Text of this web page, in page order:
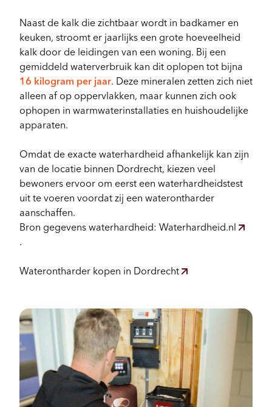
Naast de kalk die zichtbaar wordt in badkamer en
keuken, stroomt er jaarlijks een grote hoeveelheid
kalk door de leidingen van een woning. Bij een
gemiddeld waterverbruik kan dit oplopen tot bijna
16 kilogram per jaar. Deze mineralen zetten zich niet
alleen af op oppervlakken, maar kunnen zich ook
ophopen in warmwaterinstallaties en huishoudelijke
apparaten.
Omdat de exacte waterhardheid afhankelijk kan zijn
van de locatie binnen Dordrecht, kiezen veel
bewoners ervoor om eerst een waterhardheidstest
uit te voeren voordat zij een waterontharder
aanschaffen.
Bron gegevens waterhardheid: Waterhardheid.nl
.
Waterontharder kopen in Dordrecht